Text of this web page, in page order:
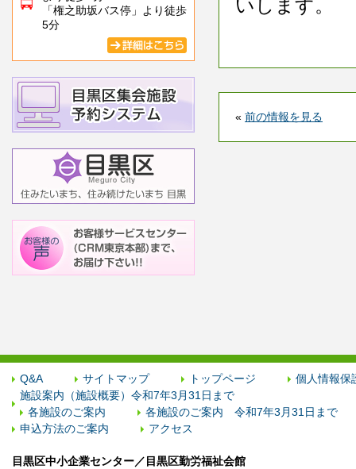
「権之助坂バス停」より徒歩
5分
いします。
« 前の情報を見る
Q&A サイトマップ トップページ
個人情報保
施設案内（施設概要）令和7年3月31日まで
各施設のご案内
各施設のご案内 令和7年3月31日まで
申込方法のご案内
アクセス
目黒区中小企業センター／目黒区勤労福祉会館